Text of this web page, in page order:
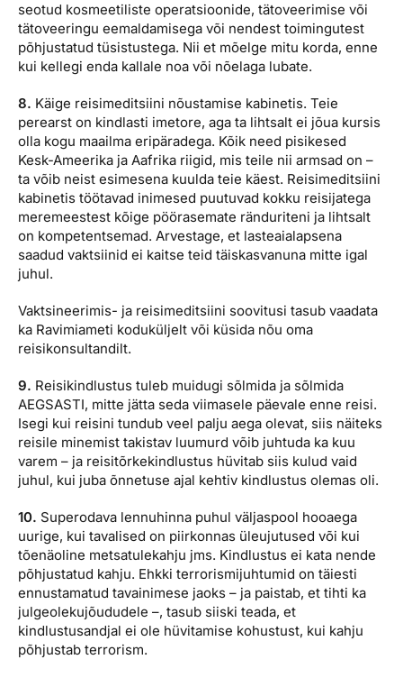
seotud kosmeetiliste operatsioonide, tätoveerimise või
tätoveeringu eemaldamisega või nendest toimingutest
põhjustatud tüsistustega. Nii et mõelge mitu korda, enne
kui kellegi enda kallale noa või nõelaga lubate.
8. Käige reisimeditsiini nõustamise kabinetis. Teie
perearst on kindlasti imetore, aga ta lihtsalt ei jõua kursis
olla kogu maailma eripäradega. Kõik need pisikesed
Kesk-Ameerika ja Aafrika riigid, mis teile nii armsad on –
ta võib neist esimesena kuulda teie käest. Reisimeditsiini
kabinetis töötavad inimesed puutuvad kokku reisijatega
meremeestest kõige pöörasemate ränduriteni ja lihtsalt
on kompetentsemad. Arvestage, et lasteaialapsena
saadud vaktsiinid ei kaitse teid täiskasvanuna mitte igal
juhul.
Vaktsineerimis- ja reisimeditsiini soovitusi tasub vaadata
ka Ravimiameti koduküljelt või küsida nõu oma
reisikonsultandilt.
9. Reisikindlustus tuleb muidugi sõlmida ja sõlmida
AEGSASTI, mitte jätta seda viimasele päevale enne reisi.
Isegi kui reisini tundub veel palju aega olevat, siis näiteks
reisile minemist takistav luumurd võib juhtuda ka kuu
varem – ja reisitõrkekindlustus hüvitab siis kulud vaid
juhul, kui juba õnnetuse ajal kehtiv kindlustus olemas oli.
10. Superodava lennuhinna puhul väljaspool hooaega
uurige, kui tavalised on piirkonnas üleujutused või kui
tõenäoline metsatulekahju jms. Kindlustus ei kata nende
põhjustatud kahju. Ehkki terrorismijuhtumid on täiesti
ennustamatud tavainimese jaoks – ja paistab, et tihti ka
julgeolekujõududele –, tasub siiski teada, et
kindlustusandjal ei ole hüvitamise kohustust, kui kahju
põhjustab terrorism.